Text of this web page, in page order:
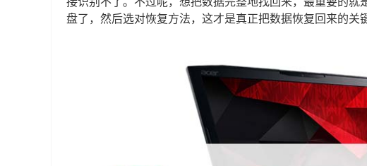
盘了，然后选对恢复方法，这才是真正把数据恢复回来的关